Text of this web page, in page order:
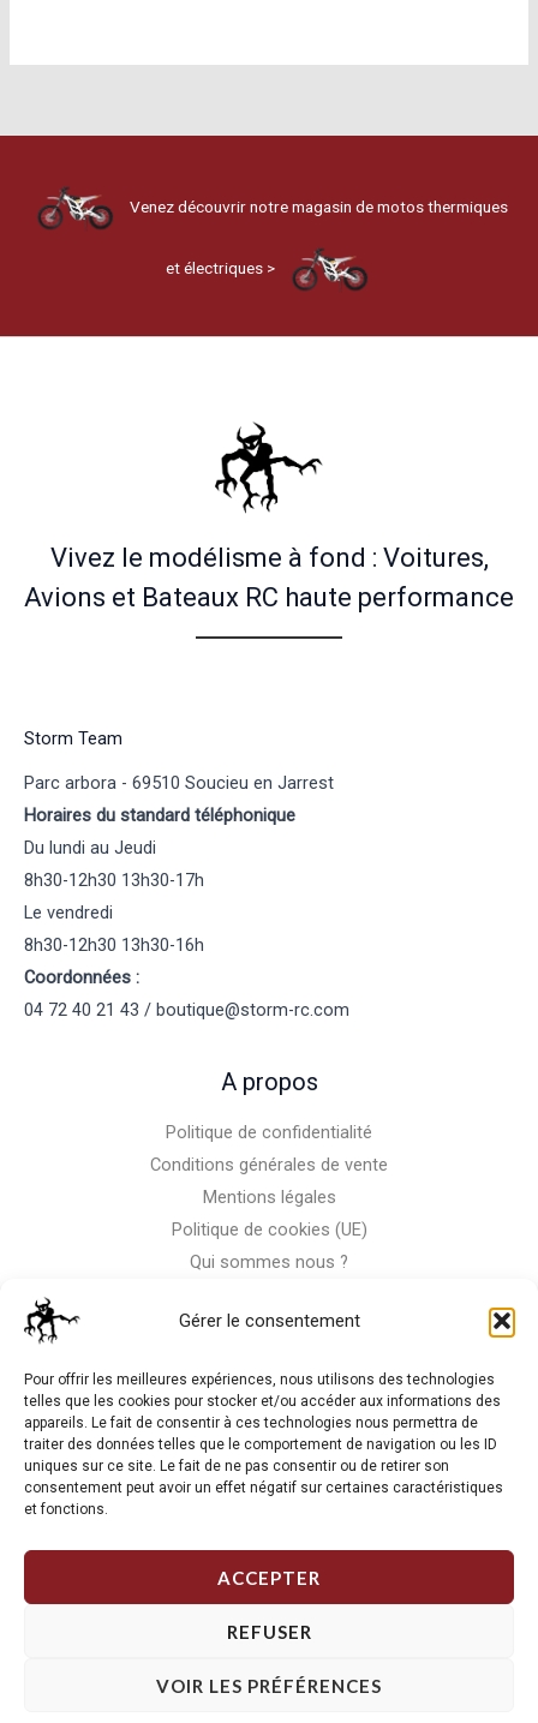
Gérer le consentement
Pour offrir les meilleures expériences, nous utilisons des technologies
telles que les cookies pour stocker et/ou accéder aux informations des
appareils. Le fait de consentir à ces technologies nous permettra de
traiter des données telles que le comportement de navigation ou les ID
uniques sur ce site. Le fait de ne pas consentir ou de retirer son
consentement peut avoir un effet négatif sur certaines caractéristiques
et fonctions.
ACCEPTER
REFUSER
VOIR LES PRÉFÉRENCES
Venez découvrir notre magasin de motos thermiques
et électriques >
Vivez le modélisme à fond : Voitures,
Avions et Bateaux RC haute performance
Storm Team
Parc arbora - 69510 Soucieu en Jarrest
Horaires du standard téléphonique
Du lundi au Jeudi
8h30-12h30 13h30-17h
Le vendredi
8h30-12h30 13h30-16h
Coordonnées :
04 72 40 21 43 / boutique@storm-rc.com
A propos
Politique de confidentialité
Conditions générales de vente
Mentions légales
Politique de cookies (UE)
Qui sommes nous ?
La RC n'est pas notre seule passion, venez visiter notre shop
de motos
Copyright © 2026 Storm RC. Powered by Storm Team.